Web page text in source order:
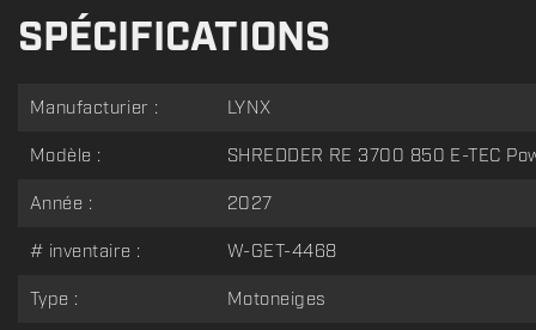
SPÉCIFICATIONS
Manufacturier :
LYNX
Modèle :
SHREDDER RE 3700 850 E-TEC
Année :
2027
# inventaire :
W-GET-4468
Type :
Motoneiges